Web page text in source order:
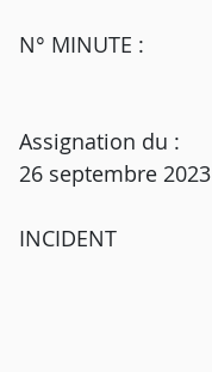
N° MINUTE :
Assignation du :
26 septembre 2023
INCIDENT